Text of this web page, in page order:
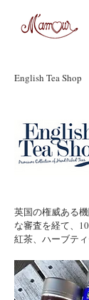
English Tea
英国の権威ある
な審査を経て、
紅茶、ハーブティ